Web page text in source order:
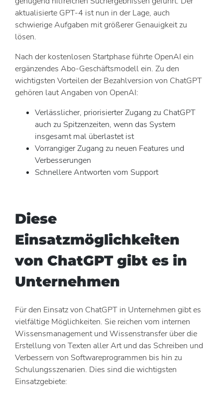
aktualisierte GPT-4 ist nun in der Lage, auch
schwierige Aufgaben mit größerer Genauigkeit zu
lösen.
Nach der kostenlosen Startphase führte OpenAI ein
ergänzendes Abo-Geschäftsmodell ein. Zu den
wichtigsten Vorteilen der Bezahlversion von ChatGPT
gehören laut Angaben von OpenAI:
Verlässlicher, priorisierter Zugang zu ChatGPT
auch zu Spitzenzeiten, wenn das System
insgesamt mal überlastet ist
Vorrangiger Zugang zu neuen Features und
Verbesserungen
Schnellere Antworten vom Support
Diese
Einsatzmöglichkeiten
von ChatGPT gibt es in
Unternehmen
Für den Einsatz von ChatGPT in Unternehmen gibt es
vielfältige Möglichkeiten. Sie reichen vom internen
Wissensmanagement und Wissenstransfer über die
Erstellung von Texten aller Art und das Schreiben und
Verbessern von Softwareprogrammen bis hin zu
Schulungsszenarien. Dies sind die wichtigsten
Einsatzgebiete: